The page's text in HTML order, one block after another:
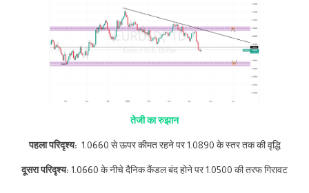
तेजी का रुझान
पहला परिदृश्य: 1.0660 से ऊपर कीमत रहने पर 1.0890 के स्तर तक की वृद्धि
दूसरा परिदृश्य: 1.0660 के नीचे दैनिक कैंडल बंद होने पर 1.0500 की तरफ गिरावट